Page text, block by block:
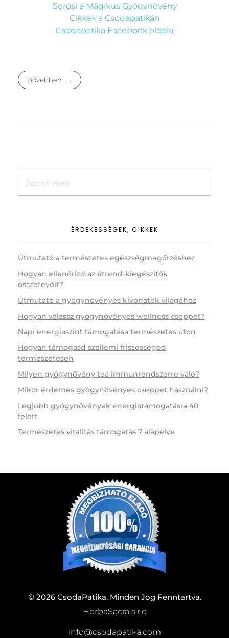
Sorosi a Mágikus Gyógynövény
Cikkek a Csodapatikán
Csodapatika Facebook oldala
Bővebben
ÉRDEKESSÉGEK, CIKKEK
Útmutató a természetes egészségmegőrzéshez
Hogyan ellenőrizd az étrend-kiegészítők
összetevőit?
Útmutató a gyógynövényes kivonatok világához
Hogyan válassz gyógynövényes wellness cseppet?
Napi energiaszint támogatása természetes úton
Hogyan támogasd szellemi frissességed
természetesen
Milyen gyógynövény tea immunrendszerre való?
Mikor érdemes gyógynövényes cseppet használni?
Legjobb gyógynövények energiatámogatásra 40
felett
Természetes vitalitás támogatás 7 alapelve
© 2026 CsodaPatika. Minden Jog Fenntartva.
HerbaSacra s.r.o
info@csodapatika.com